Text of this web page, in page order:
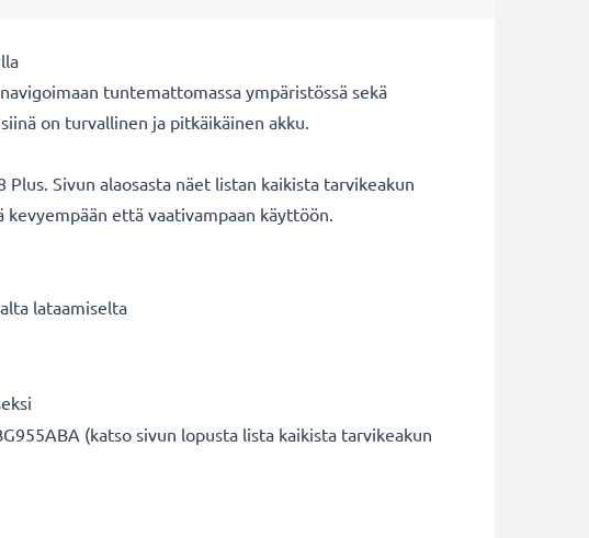
tuntemattomassa ympäristössä sekä
on turvallinen ja pitkäikäinen akku.
Plus. Sivun alaosasta näet listan kaikista tarvikeakun
että vaativampaan käyttöön.
lataamiselta
(katso sivun lopusta lista kaikista tarvikeakun